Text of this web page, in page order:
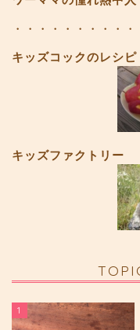
・・・・・・・・・
キッズコックのレシピ
キッズファクトリー
1